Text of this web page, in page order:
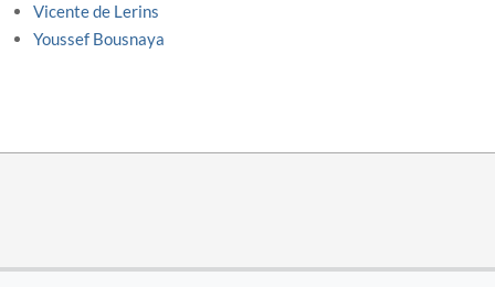
Vicente de Lerins
Youssef Bousnaya